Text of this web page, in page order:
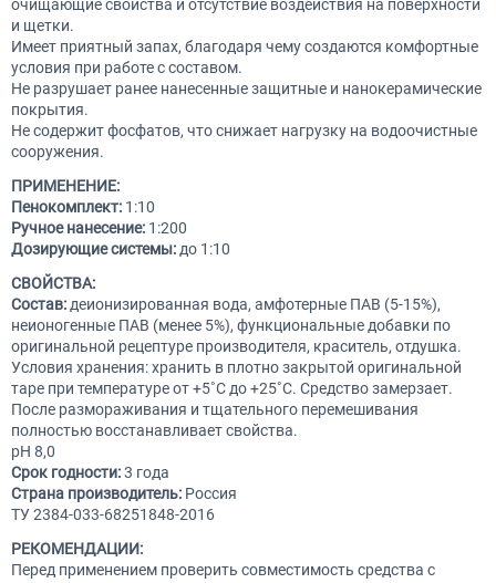
очищающие свойства и отсутствие воздействия на поверхности
и щетки.
Имеет приятный запах, благодаря чему создаются комфортные
условия при работе с составом.
Не разрушает ранее нанесенные защитные и нанокерамические
покрытия.
Не содержит фосфатов, что снижает нагрузку на водоочистные
сооружения.
ПРИМЕНЕНИЕ:
Пенокомплект: 1:10
Ручное нанесение: 1:200
Дозирующие системы: до 1:10
СВОЙСТВА:
Состав: деионизированная вода, амфотерные ПАВ (5-15%),
неионогенные ПАВ (менее 5%), функциональные добавки по
оригинальной рецептуре производителя, краситель, отдушка.
Условия хранения: хранить в плотно закрытой оригинальной
таре при температуре от +5˚С до +25˚С. Средство замерзает.
После размораживания и тщательного перемешивания
полностью восстанавливает свойства.
рН 8,0
Срок годности:3 года
Страна производитель: Россия
ТУ 2384-033-68251848-2016
РЕКОМЕНДАЦИИ:
Перед применением проверить совместимость средства с